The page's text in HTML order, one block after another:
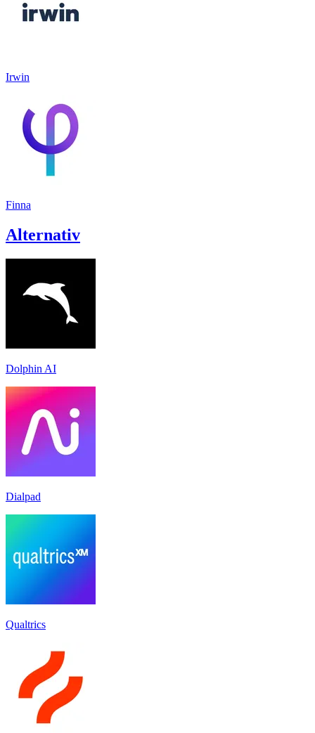
Irwin
Finna
Alternativ
Dolphin AI
Dialpad
Qualtrics